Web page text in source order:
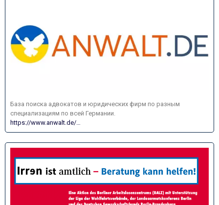
База поиска адвокатов и юридических фирм по разным
специализациям по всей Германии.
https://www.anwalt.de/…